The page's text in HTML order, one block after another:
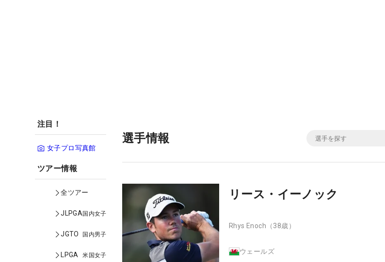
注目！
女子プロ写真館
ツアー情報
全ツアー
JLPGA国内女子
JGTO 国内男子
LPGA 米国女子
選手情報
リース・イーノック
Rhys Enoch （38歳）
ウェールズ